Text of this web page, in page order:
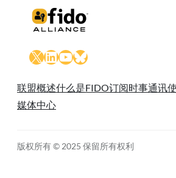
X LinkedIn
YouTube
Bluesky
联盟概述什么是FIDO订阅时事通讯
媒体中心
版权所有 © 2025 保留所有权利